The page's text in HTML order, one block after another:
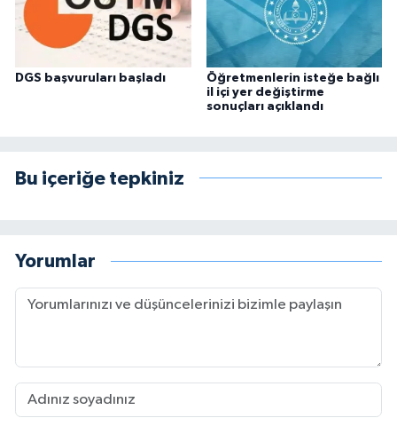
DGS başvuruları başladı
Öğretmenlerin isteğe bağlı
il içi yer değiştirme
sonuçları açıklandı
Bu içeriğe tepkiniz
Yorumlar